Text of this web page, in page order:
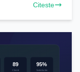
Citeste